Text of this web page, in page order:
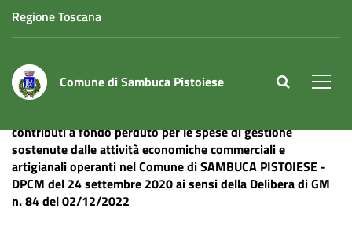
Regione Toscana
Comune di Sambuca Pistoiese site.searc
contributi a fondo perduto per le spese di gestione
sostenute dalle attività economiche commerciali e
artigianali operanti nel Comune di SAMBUCA PISTOIESE -
DPCM del 24 settembre 2020 ai sensi della Delibera di GM
n. 84 del 02/12/2022